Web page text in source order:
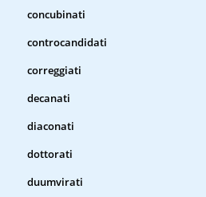
concubinati
controcandidati
correggiati
decanati
diaconati
dottorati
duumvirati